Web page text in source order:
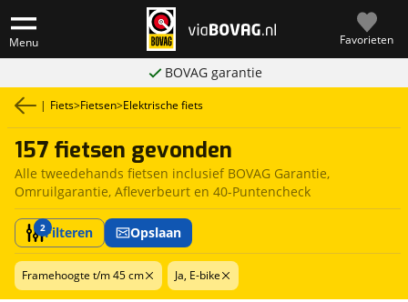
Menu Favorieten
BOVAG garantie
| Fiets>Fietsen>Elektrische fiets
157 fietsen gevonden
Alle tweedehands fietsen inclusief BOVAG Garantie,
Omruilgarantie, Afleverbeurt en 40-Puntencheck
2Filteren Opslaan
Framehoogte t/m 45 cm Ja, E-bike